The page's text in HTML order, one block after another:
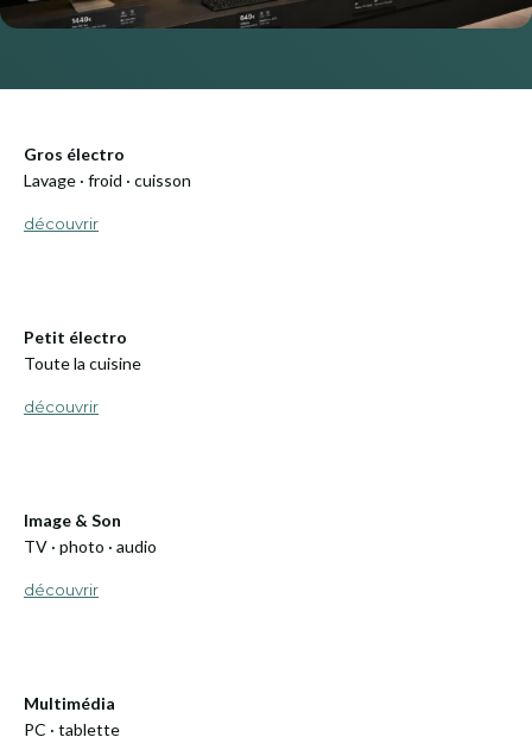
Gros électro
Lavage · froid · cuisson
découvrir
Petit électro
Toute la cuisine
découvrir
Image & Son
TV · photo · audio
découvrir
Multimédia
PC · tablette